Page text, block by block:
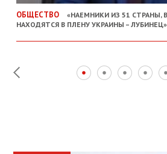
ОБЩЕСТВО
«НАЕМНИКИ ИЗ 51 СТРАНЫ,
НАХОДЯТСЯ В ПЛЕНУ УКРАИНЫ – ЛУБИНЕЦ»